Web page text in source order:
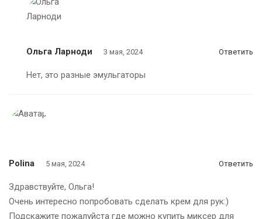
Ольга Ларноди 3 мая, 2024 Ответить
Нет, это разные эмульгаторы
Polina 5 мая, 2024 Ответить
Здравствуйте, Ольга!
Очень интересно попробовать сделать крем для рук:)
Подскажите пожалуйста где можно купить миксер для